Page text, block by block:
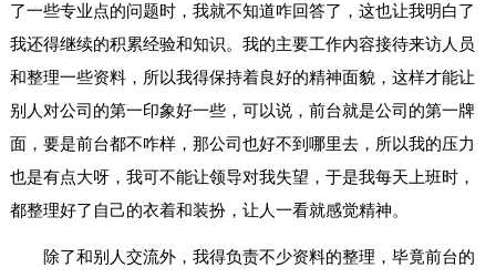
了一些专业点的问题时，我就不知道咋回答了，这也让我明白了
我还得继续的积累经验和知识。我的主要工作内容接待来访人员
和整理一些资料，所以我得保持着良好的精神面貌，这样才能让
别人对公司的第一印象好一些，可以说，前台就是公司的第一牌
面，要是前台都不咋样，那公司也好不到哪里去，所以我的压力
也是有点大呀，我可不能让领导对我失望，于是我每天上班时，
都整理好了自己的衣着和装扮，让人一看就感觉精神。
除了和别人交流外，我得负责不少资料的整理，毕竟前台的